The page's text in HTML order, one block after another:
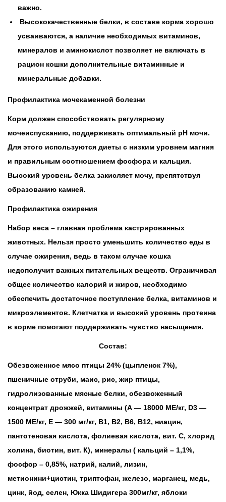
важно.
Высококачественные белки, в составе корма хорошо
усваиваются, а наличие необходимых витаминов,
минералов и аминокислот позволяет не включать в
рацион кошки дополнительные витаминные и
минеральные добавки.
Профилактика мочекаменной болезни
Корм должен способствовать регулярному
мочеиспусканию, поддерживать оптимальный рН мочи.
Для этого используются диеты с низким уровнем магния
и правильным соотношением фосфора и кальция.
Высокий уровень белка закисляет мочу, препятствуя
образованию камней.
Профилактика ожирения
Набор веса – главная проблема кастрированных
животных. Нельзя просто уменьшить количество еды в
случае ожирения, ведь в таком случае кошка
недополучит важных питательных веществ. Ограничивая
общее количество калорий и жиров, необходимо
обеспечить достаточное поступление белка, витаминов и
микроэлементов. Клетчатка и высокий уровень протеина
в корме помогают поддерживать чувство насыщения.
Состав:
Обезвоженное мясо птицы 24% (цыпленок 7%),
пшеничные отруби, маис, рис, жир птицы,
гидролизованные мясные белки, обезвоженный
концентрат дрожжей, витамины (А — 18000 МЕ/кг, D3 —
1500 МЕ/кг, Е — 300 мг/кг, В1, В2, В6, В12, ниацин,
пантотеновая кислота, фолиевая кислота, вит. С, хлорид
холина, биотин, вит. К), минералы ( кальций – 1,1%,
фосфор – 0,85%, натрий, калий, лизин,
метионини+цистин, триптофан, железо, марганец, медь,
цинк, йод, селен, Юкка Шидигера 300мг/кг, яблоки